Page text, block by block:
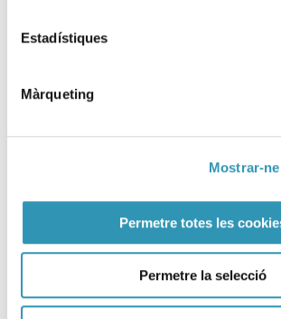
Estadístiques
Màrqueting
Mostrar-
Permetre totes les
Permetre la selecció